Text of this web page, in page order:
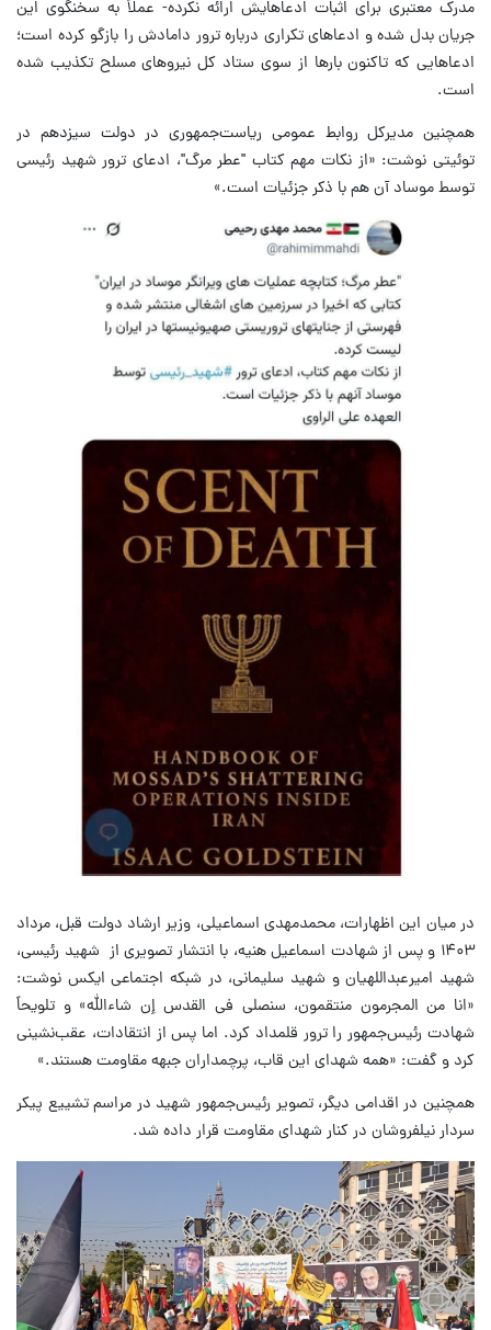
مدرک معتبری برای اثبات ادعاهایش ارائه نکرده- عملاً به سخنگوی این
جریان بدل شده و ادعاهای تکراری درباره ترور دامادش را بازگو کرده است؛
ادعاهایی که تاکنون بارها از سوی ستاد کل نیروهای مسلح تکذیب شده
است.
همچنین مدیرکل روابط عمومی ریاست‌جمهوری در دولت سیزدهم در
توئیتی نوشت: «از نکات مهم کتاب "عطر مرگ"، ادعای ترور شهید رئیسی
توسط موساد آن هم با ذکر جزئیات است.»
در میان این اظهارات، محمدمهدی اسماعیلی، وزیر ارشاد دولت قبل، مرداد
۱۴۰۳ و پس از شهادت اسماعیل هنیه، با انتشار تصویری از شهید رئیسی،
شهید امیرعبداللهیان و شهید سلیمانی، در شبکه اجتماعی ایکس نوشت:
«انا من المجرمون منتقمون، سنصلی فی القدس إن شاءالله» و تلویحاً
شهادت رئیس‌جمهور را ترور قلمداد کرد. اما پس از انتقادات، عقب‌نشینی
کرد و گفت: «همه شهدای این قاب، پرچمداران جبهه مقاومت هستند.»
همچنین در اقدامی دیگر، تصویر رئیس‌جمهور شهید در مراسم تشییع پیکر
سردار نیلفروشان در کنار شهدای مقاومت قرار داده شد.